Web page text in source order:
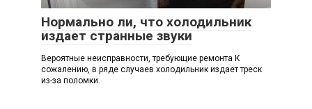
Нормально ли, что холодильник
издает странные звуки
Вероятные неисправности, требующие ремонта К
сожалению, в ряде случаев холодильник издает треск
из-за поломки.